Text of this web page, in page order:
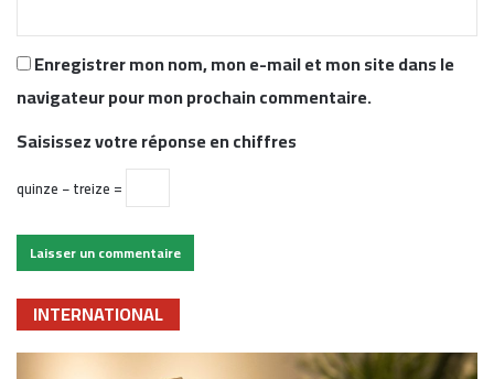
Enregistrer mon nom, mon e-mail et mon site dans le
navigateur pour mon prochain commentaire.
Saisissez votre réponse en chiffres
quinze − treize =
INTERNATIONAL